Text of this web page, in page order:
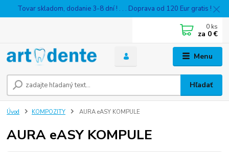
Tovar skladom, dodanie 3-8 dní ! . . . Doprava od 120 Eur gratis !
Menu
Hľadať
0 ks
za 0 €
Úvod KOMPOZITY AURA eASY KOMPULE
AURA eASY KOMPULE